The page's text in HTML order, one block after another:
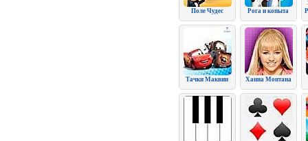
Поле Чудес Рога и копыта
Тачки Маквин Ханна Монтана